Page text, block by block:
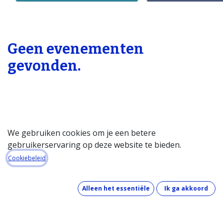
Geen evenementen
gevonden.
Startpagina
Over de databank
Wat kost de databank?
Hoe werkt de databank?
We gebruiken cookies om je een betere
gebruikerservaring op deze website te bieden.
Cookiebeleid
Alleen het essentiële Ik ga akkoord